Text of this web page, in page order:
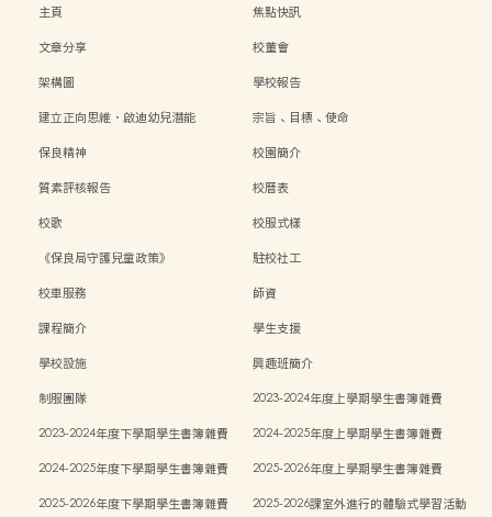
主頁
焦點快訊
文章分享
校董會
架構圖
學校報告
建立正向思維．啟迪幼兒潛能
宗旨、目標、使命
保良精神
校園簡介
質素評核報告
校曆表
校歌
校服式樣
《保良局守護兒童政策》
駐校社工
校車服務
師資
課程簡介
學生支援
學校設施
興趣班簡介
制服團隊
2023-2024年度上學期學生書簿雜費
2023-2024年度下學期學生書簿雜費
2024-2025年度上學期學生書簿雜費
2024-2025年度下學期學生書簿雜費
2025-2026年度上學期學生書簿雜費
2025-2026年度下學期學生書簿雜費
2025-2026課室外進行的體驗式學習活動